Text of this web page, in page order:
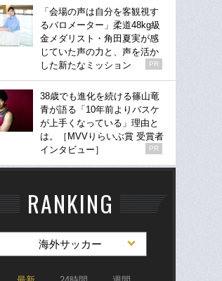
「会場の声は自分を客観視す
るバロメーター」柔道48kg級
金メダリスト・角田夏実が感
じていた声の力と、声を活か
した新たなミッション
PR
38歳でも進化を続ける篠山竜
青が語る「10年前よりバスケ
が上手くなっている」理由と
は。［MVVりらいぶ賞 受賞者
インタビュー］
PR
RANKING
海外サッカー